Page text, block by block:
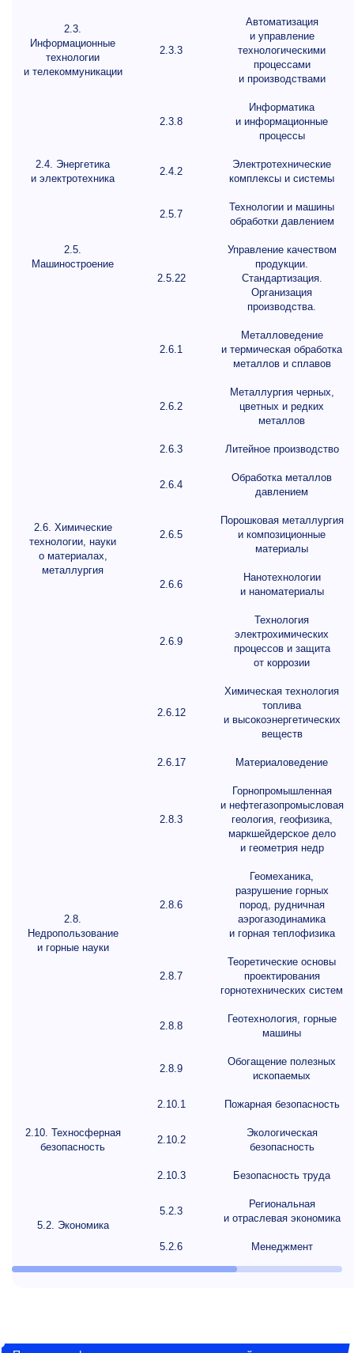
2.3.
Информационные
технологии
и телекоммуникации
2.3.3
Автоматизация
и управление
технологическими
процессами
и производствами
2.3.8
Информатика
и информационные
процессы
2.4. Энергетика
и электротехника
2.4.2
Электротехнические
комплексы и системы
2.5.
Машиностроение
2.5.7
Технологии и машины
обработки давлением
2.5.22
Управление качеством
продукции.
Стандартизация.
Организация
производства.
2.6. Химические
технологии, науки
о материалах,
металлургия
2.6.1
Металловедение
и термическая обработка
металлов и сплавов
2.6.2
Металлургия черных,
цветных и редких
металлов
2.6.3 Литейное производство
2.6.4
Обработка металлов
давлением
2.6.5
Порошковая металлургия
и композиционные
материалы
2.6.6
Нанотехнологии
и наноматериалы
2.6.9
Технология
электрохимических
процессов и защита
от коррозии
2.6.12
Химическая технология
топлива
и высокоэнергетических
веществ
2.6.17 Материаловедение
2.8.
Недропользование
и горные науки
2.8.3
Горнопромышленная
и нефтегазопромысловая
геология, геофизика,
маркшейдерское дело
и геометрия недр
2.8.6
Геомеханика,
разрушение горных
пород, рудничная
аэрогазодинамика
и горная теплофизика
2.8.7
Теоретические основы
проектирования
горнотехнических систем
2.8.8
Геотехнология, горные
машины
2.8.9
Обогащение полезных
ископаемых
2.10. Техносферная
безопасность
2.10.1 Пожарная безопасность
2.10.2
Экологическая
безопасность
2.10.3 Безопасность труда
5.2. Экономика
5.2.3
Региональная
и отраслевая экономика
5.2.6 Менеджмент